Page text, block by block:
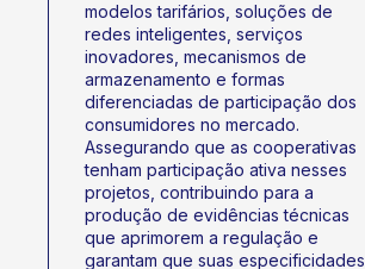
modelos tarifários, soluções de
redes inteligentes, serviços
inovadores, mecanismos de
armazenamento e formas
diferenciadas de participação dos
consumidores no mercado.
Assegurando que as cooperativas
tenham participação ativa nesses
projetos, contribuindo para a
produção de evidências técnicas
que aprimorem a regulação e
garantam que suas especificidades